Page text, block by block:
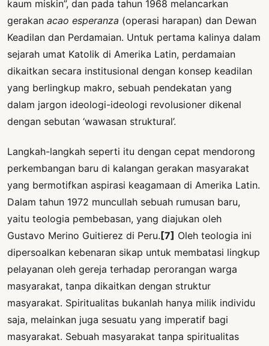
kaum miskin”, dan pada tahun 1968 melancarkan
gerakan acao esperanza (operasi harapan) dan Dewan
Keadilan dan Perdamaian. Untuk pertama kalinya dalam
sejarah umat Katolik di Amerika Latin, perdamaian
dikaitkan secara institusional dengan konsep keadilan
yang berlingkup makro, sebuah pendekatan yang
dalam jargon ideologi-ideologi revolusioner dikenal
dengan sebutan ‘wawasan struktural’.
Langkah-langkah seperti itu dengan cepat mendorong
perkembangan baru di kalangan gerakan masyarakat
yang bermotifkan aspirasi keagamaan di Amerika Latin.
Dalam tahun 1972 muncullah sebuah rumusan baru,
yaitu teologia pembebasan, yang diajukan oleh
Gustavo Merino Guitierez di Peru.[7] Oleh teologia ini
dipersoalkan kebenaran sikap untuk membatasi lingkup
pelayanan oleh gereja terhadap perorangan warga
masyarakat, tanpa dikaitkan dengan struktur
masyarakat. Spiritualitas bukanlah hanya milik individu
saja, melainkan juga sesuatu yang imperatif bagi
masyarakat. Sebuah masyarakat tanpa spiritualitas